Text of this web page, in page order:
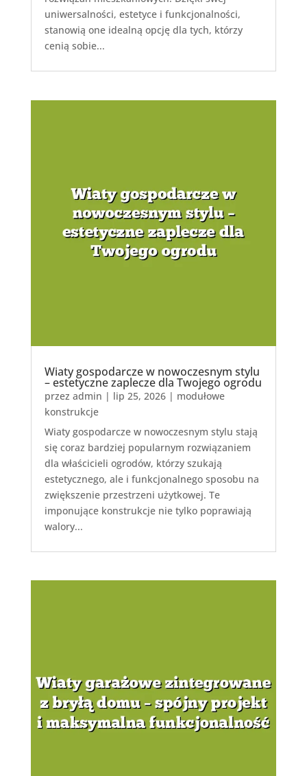
uniwersalności, estetyce i funkcjonalności,
stanowią one idealną opcję dla tych, którzy
cenią sobie...
Wiaty gospodarcze w nowoczesnym stylu
– estetyczne zaplecze dla Twojego ogrodu
przez admin | lip 25, 2026| modułowe
konstrukcje
Wiaty gospodarcze w nowoczesnym stylu stają
się coraz bardziej popularnym rozwiązaniem
dla właścicieli ogrodów, którzy szukają
estetycznego, ale i funkcjonalnego sposobu na
zwiększenie przestrzeni użytkowej. Te
imponujące konstrukcje nie tylko poprawiają
walory...